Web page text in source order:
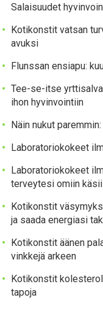
Salaisuudet
Kotikonstit vatsan
avuksi
Flunssan ensiapu:
Tee-se-itse
ihon hyvinvointiin
Näin nukut
Laboratoriokokeet
Laboratoriokokeet
terveytesi omiin
Kotikonstit
ja saada energiasi
Kotikonstit äänen
vinkkejä arkeen
Kotikonstit
tapoja